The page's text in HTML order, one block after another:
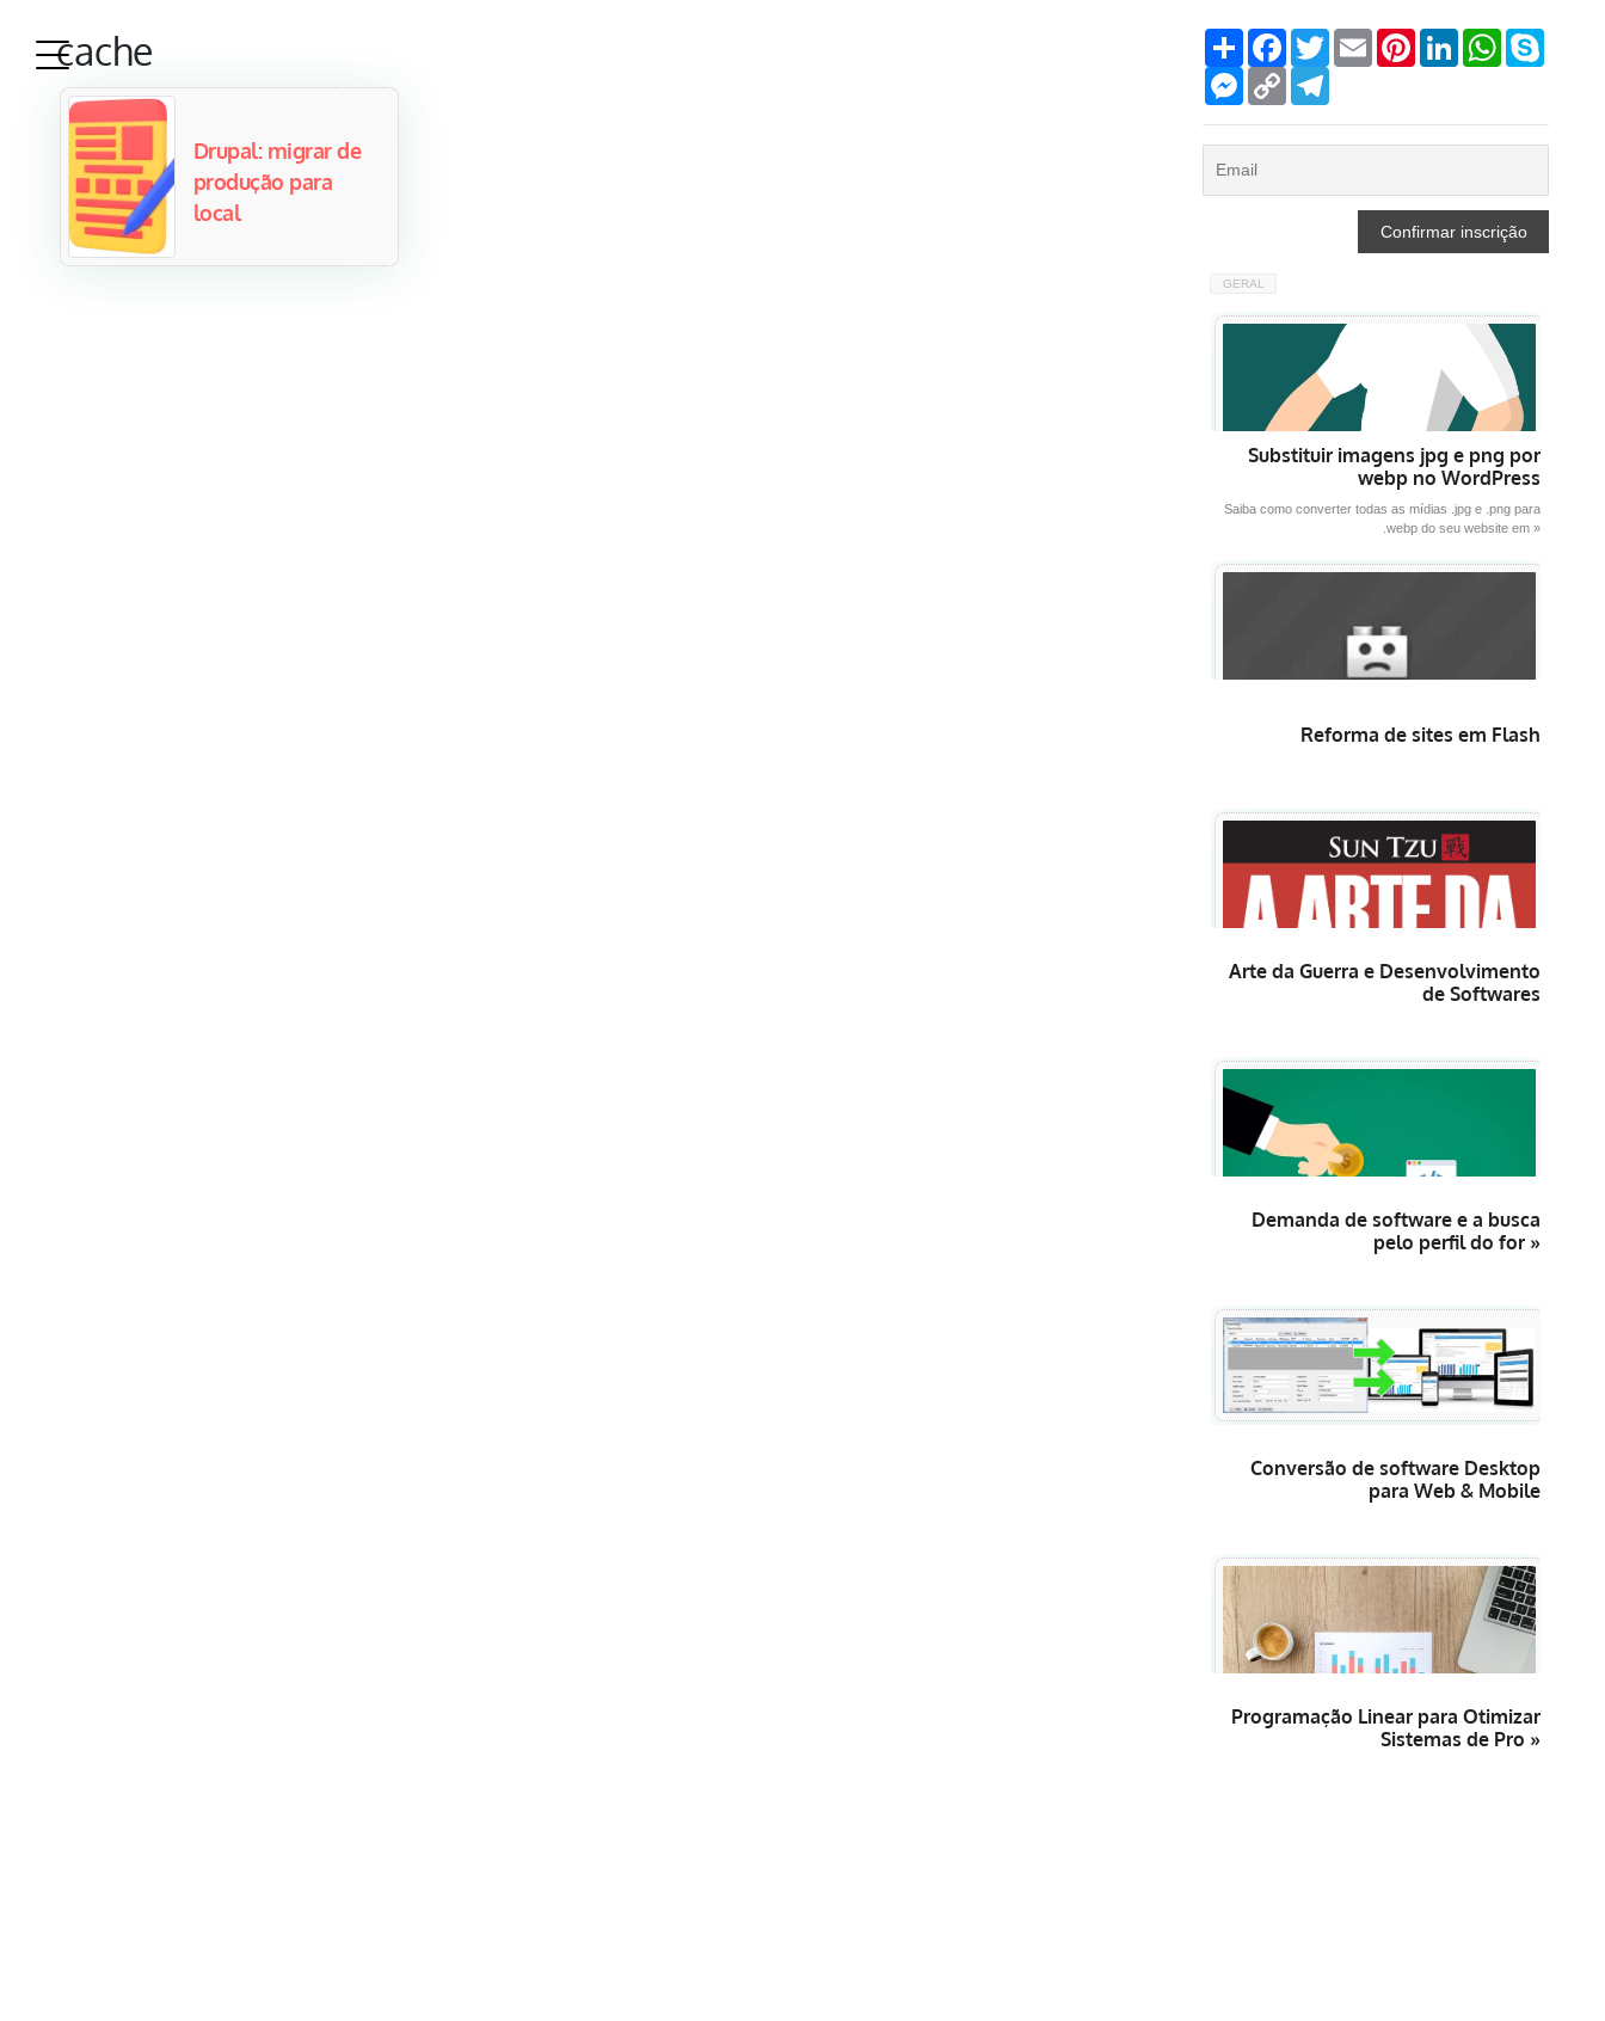
Compartilhar
Facebook
TwitterEmailPinterestLinkedInWhatsApp
Messenger
Copy
Link
GERAL
Substituir imagens jpg e png por
webp no WordPress
Saiba como converter todas as mídias .jpg e .png para
.webp do seu website em »
Reforma de sites em Flash
Arte da Guerra e Desenvolvimento
de Softwares
Demanda de software e a busca
pelo perfil do for »
Conversão de software Desktop
para Web & Mobile
Programação Linear para Otimizar
Sistemas de Pro »
cache
Drupal: migrar de
produção para
local